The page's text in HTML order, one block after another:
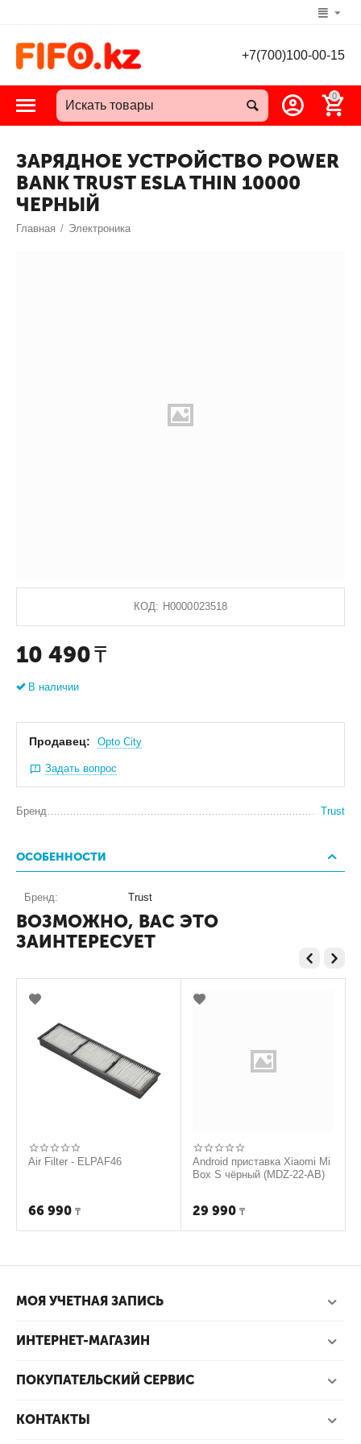
+7(700)100-00-15
0
ЗАРЯДНОЕ УСТРОЙСТВО POWER
BANK TRUST ESLA THIN 10000
ЧЕРНЫЙ
Главная / Электроника
КОД: Н0000023518
10 490 ₸
В наличии
Продавец: Оpto City
Задать вопрос
Бренд Trust
ОСОБЕННОСТИ
Бренд: Trust
ВОЗМОЖНО, ВАС ЭТО
ЗАИНТЕРЕСУЕТ
Air Filter - ELPAF46
66 990 ₸
Android приставка Xiaomi Mi
Box S чёрный (MDZ-22-AB)
29 990 ₸
МОЯ УЧЕТНАЯ ЗАПИСЬ
ИНТЕРНЕТ-МАГАЗИН
ПОКУПАТЕЛЬСКИЙ СЕРВИС
КОНТАКТЫ